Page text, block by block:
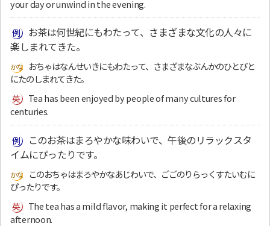
your day or unwind in the evening.
お茶は何世紀にもわたって、さまざまな文化の人々に
楽しまれてきた。
おちゃはなんせいきにもわたって、さまざまなぶんかのひとびと
にたのしまれてきた。
Tea has been enjoyed by people of many cultures for
centuries.
このお茶はまろやかな味わいで、午後のリラックスタ
イムにぴったりです。
このおちゃはまろやかなあじわいで、ごごのりらっくすたいむに
ぴったりです。
The tea has a mild flavor, making it perfect for a relaxing
afternoon.